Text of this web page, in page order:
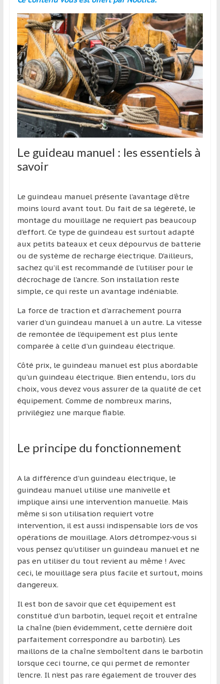
France
l’étranger
pour
assouvir
leur
passion,
tout
en
profitant
de
découverte
d’un
pays
d’une
région
Le guideau manuel : les essentiels à
savoir
Le guindeau manuel présente l’avantage d’être
moins lourd avant tout. Du fait de sa légèreté, le
montage du mouillage ne requiert pas beaucoup
d’effort. Ce type de guindeau est surtout adapté
aux petits bateaux et ceux dépourvus de batterie
ou de système de recharge électrique. D’ailleurs,
sachez qu’il est recommandé de l’utiliser pour le
décrochage de l’ancre. Son installation reste
simple, ce qui reste un avantage indéniable.
La force de traction et d’arrachement pourra
varier d’un guindeau manuel à un autre. La vitesse
de remontée de l’équipement est plus lente
comparée à celle d’un guindeau électrique.
Côté prix, le guindeau manuel est plus abordable
qu’un guindeau électrique. Bien entendu, lors du
choix, vous devez vous assurer de la qualité de cet
équipement. Comme de nombreux marins,
privilégiez une marque fiable.
Le principe du fonctionnement
A la différence d’un guindeau électrique, le
guindeau manuel utilise une manivelle et
implique ainsi une intervention manuelle. Mais
même si son utilisation requiert votre
intervention, il est aussi indispensable lors de vos
opérations de mouillage. Alors détrompez-vous si
vous pensez qu’utiliser un guindeau manuel et ne
pas en utiliser du tout revient au même ! Avec
ceci, le mouillage sera plus facile et surtout, moins
dangereux.
Il est bon de savoir que cet équipement est
constitué d’un barbotin, lequel reçoit et entraîne
la chaîne (bien évidemment, cette dernière doit
parfaitement correspondre au barbotin). Les
maillons de la chaîne s’emboîtent dans le barbotin
lorsque ceci tourne, ce qui permet de remonter
l’encre. Il n’est pas rare également de trouver des